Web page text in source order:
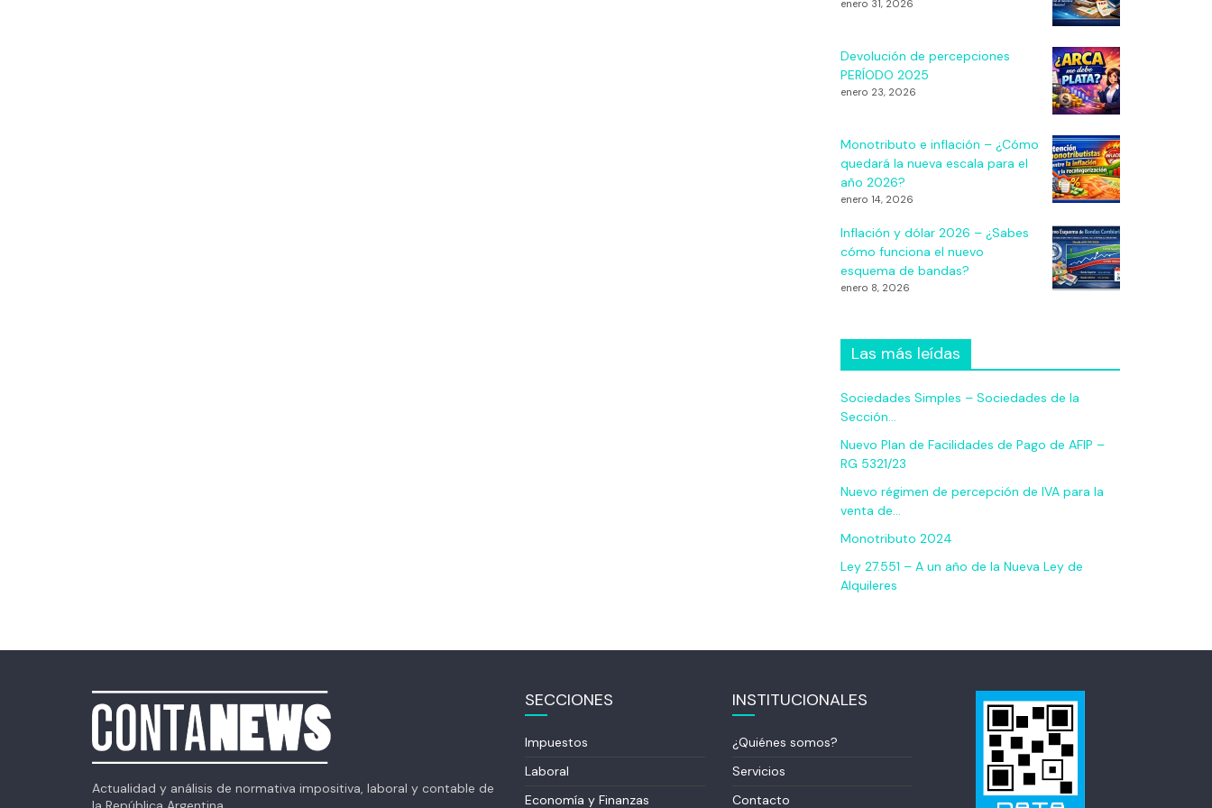
enero 31, 2026
Devolución de percepciones
PERÍODO 2025
enero 23, 2026
Monotributo e inflación – ¿Cómo
quedará la nueva escala para el
año 2026?
enero 14, 2026
Inflación y dólar 2026 – ¿Sabes
cómo funciona el nuevo
esquema de bandas?
enero 8, 2026
Las más leídas
Sociedades Simples – Sociedades de la
Sección…
Nuevo Plan de Facilidades de Pago de AFIP –
RG 5321/23
Nuevo régimen de percepción de IVA para la
venta de…
Monotributo 2024
Ley 27.551 – A un año de la Nueva Ley de
Alquileres
Actualidad y análisis de normativa impositiva, laboral y contable de
SECCIONES
Impuestos
Laboral
Economía y Finanzas
INSTITUCIONALES
¿Quiénes somos?
Servicios
Contacto